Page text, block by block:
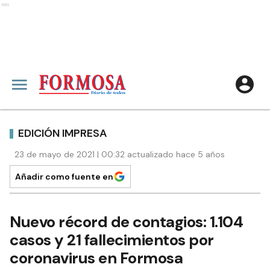
Ads
EDICIÓN IMPRESA
23 de mayo de 2021 | 00:32 actualizado hace 5 años
Añadir como fuente en
Nuevo récord de contagios: 1.104
casos y 21 fallecimientos por
coronavirus en Formosa